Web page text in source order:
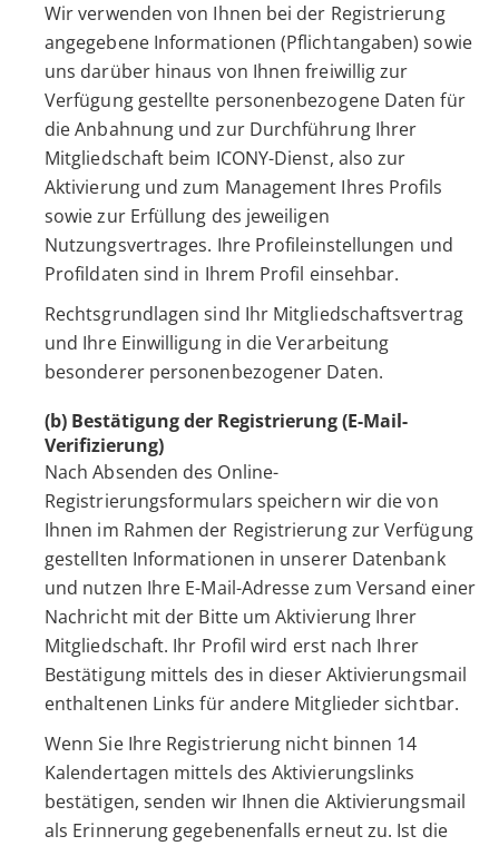
Wir verwenden von Ihnen bei der Registrierung
angegebene Informationen (Pflichtangaben) sowie
uns darüber hinaus von Ihnen freiwillig zur
Verfügung gestellte personenbezogene Daten für
die Anbahnung und zur Durchführung Ihrer
Mitgliedschaft beim ICONY-Dienst, also zur
Aktivierung und zum Management Ihres Profils
sowie zur Erfüllung des jeweiligen
Nutzungsvertrages. Ihre Profileinstellungen und
Profildaten sind in Ihrem Profil einsehbar.
Rechtsgrundlagen sind Ihr Mitgliedschaftsvertrag
und Ihre Einwilligung in die Verarbeitung
besonderer personenbezogener Daten.
(b) Bestätigung der Registrierung (E-Mail-
Verifizierung)
Nach Absenden des Online-
Registrierungsformulars speichern wir die von
Ihnen im Rahmen der Registrierung zur Verfügung
gestellten Informationen in unserer Datenbank
und nutzen Ihre E-Mail-Adresse zum Versand einer
Nachricht mit der Bitte um Aktivierung Ihrer
Mitgliedschaft. Ihr Profil wird erst nach Ihrer
Bestätigung mittels des in dieser Aktivierungsmail
enthaltenen Links für andere Mitglieder sichtbar.
Wenn Sie Ihre Registrierung nicht binnen 14
Kalendertagen mittels des Aktivierungslinks
bestätigen, senden wir Ihnen die Aktivierungsmail
als Erinnerung gegebenenfalls erneut zu. Ist die